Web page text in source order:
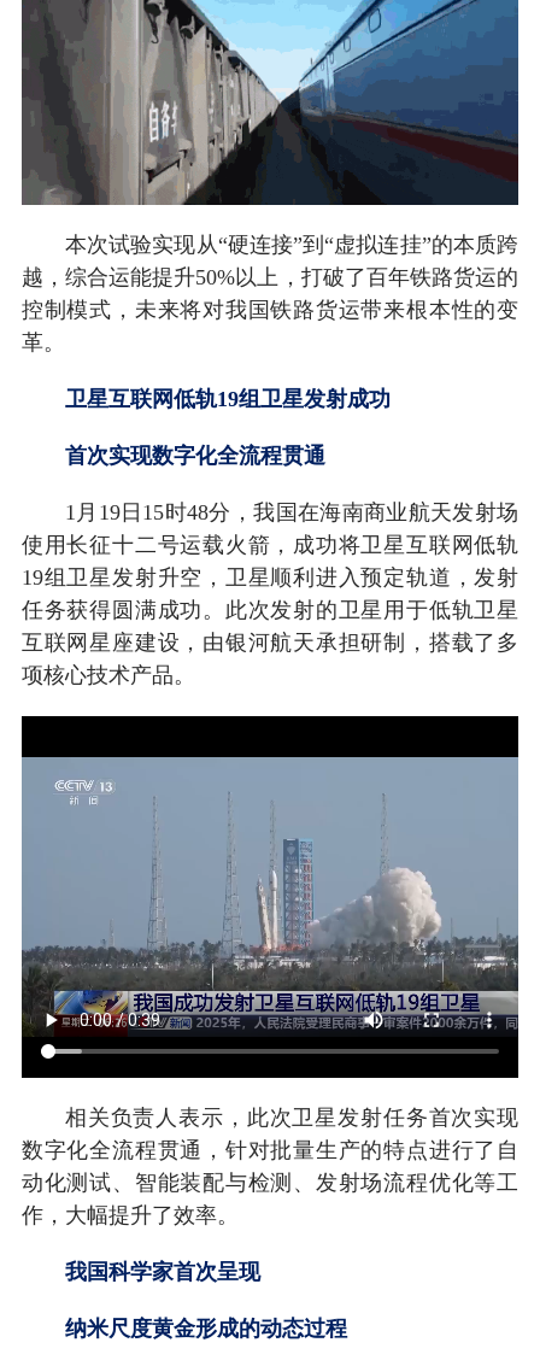
本次试验实现从“硬连接”到“虚拟连挂”的本质跨
越，综合运能提升50%以上，打破了百年铁路货运的
控制模式，未来将对我国铁路货运带来根本性的变
革。
卫星互联网低轨19组卫星发射成功
首次实现数字化全流程贯通
1月19日15时48分，我国在海南商业航天发射场
使用长征十二号运载火箭，成功将卫星互联网低轨
19组卫星发射升空，卫星顺利进入预定轨道，发射
任务获得圆满成功。此次发射的卫星用于低轨卫星
互联网星座建设，由银河航天承担研制，搭载了多
项核心技术产品。
相关负责人表示，此次卫星发射任务首次实现
数字化全流程贯通，针对批量生产的特点进行了自
动化测试、智能装配与检测、发射场流程优化等工
作，大幅提升了效率。
我国科学家首次呈现
纳米尺度黄金形成的动态过程